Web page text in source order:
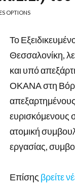
OPTIONS
Το
Θεσσαλονίκη,
και υπό
ΟΚΑΝΑ στη
ευρισκόμενους
ατομική
εργασίας,
Επίσης βρείτε